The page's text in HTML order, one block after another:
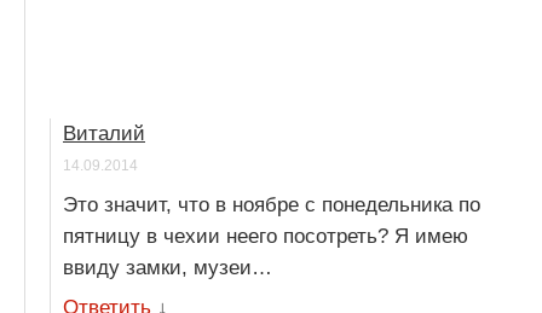
Виталий
14.09.2014
Это значит, что в ноябре с понедельника по
пятницу в чехии неего посотреть? Я имею
ввиду замки, музеи…
Ответить ↓